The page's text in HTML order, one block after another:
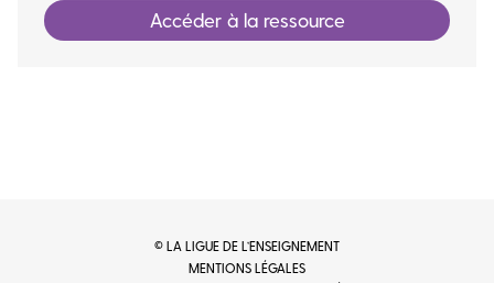
Accéder à la ressource
© LA LIGUE DE L’ENSEIGNEMENT
MENTIONS LÉGALES